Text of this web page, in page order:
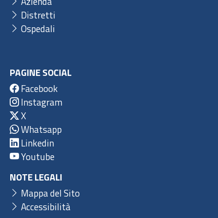
Distretti
Ospedali
PAGINE SOCIAL
Facebook
Instagram
X
Whatsapp
Linkedin
Youtube
NOTE LEGALI
Mappa del Sito
Accessibilità